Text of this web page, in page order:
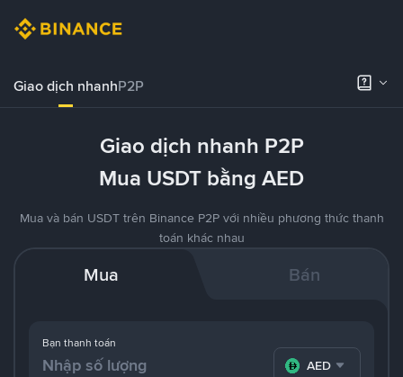
Giao dịch nhanhP2P
Giao dịch nhanh P2P
Mua USDT bằng AED
Mua và bán USDT trên Binance P2P với nhiều phương thức thanh
toán khác nhau
Mua Bán
Bạn thanh toán
AED